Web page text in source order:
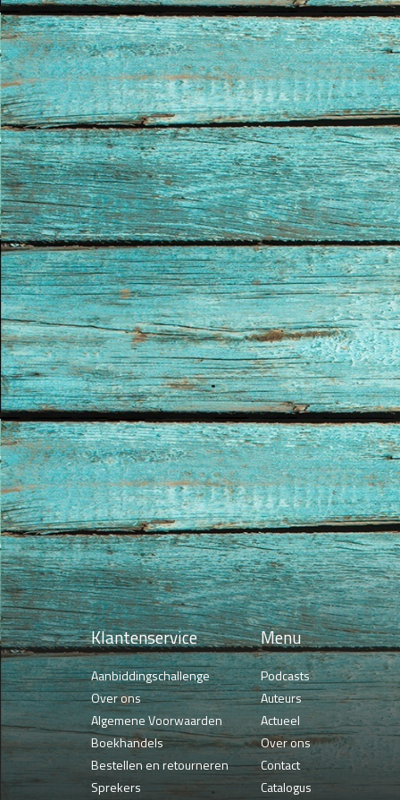
Kerk en Israël
Gemeenteleven en Leiderschap
Pastoraat
Romans en Verhalen
Films en Luisterboeken
Koopjes
De Barbaar-boeken
Bestellen en retourneren
Sprekers
Challenge Liefdevol Ouderschap
Bijbelstudie
Klantenservice
Aanbiddingschallenge
Over ons
Algemene Voorwaarden
Boekhandels
Bestellen en retourneren
Sprekers
Menu
Podcasts
Auteurs
Actueel
Over ons
Contact
Catalogus